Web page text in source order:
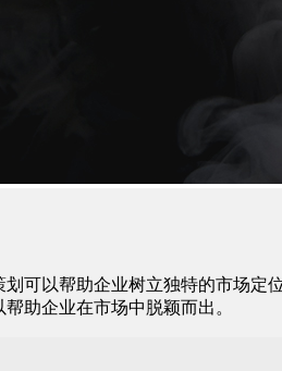
可以帮助企业树立独特的市场
助企业在市场中脱颖而出。